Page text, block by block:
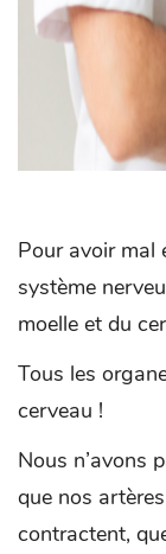
Pour avoir mal
système
moelle et du
Tous les
cerveau !
Nous n’avons
que nos
contractent,